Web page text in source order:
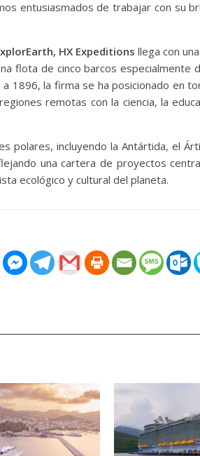
entusiasmados de trabajar con su
HX Expeditions llega con
flota de cinco barcos especialmente
1896, la firma se ha posicionado en
remotas con la ciencia, la
polares, incluyendo la Antártida, el
una cartera de proyectos
ecológico y cultural del planeta.